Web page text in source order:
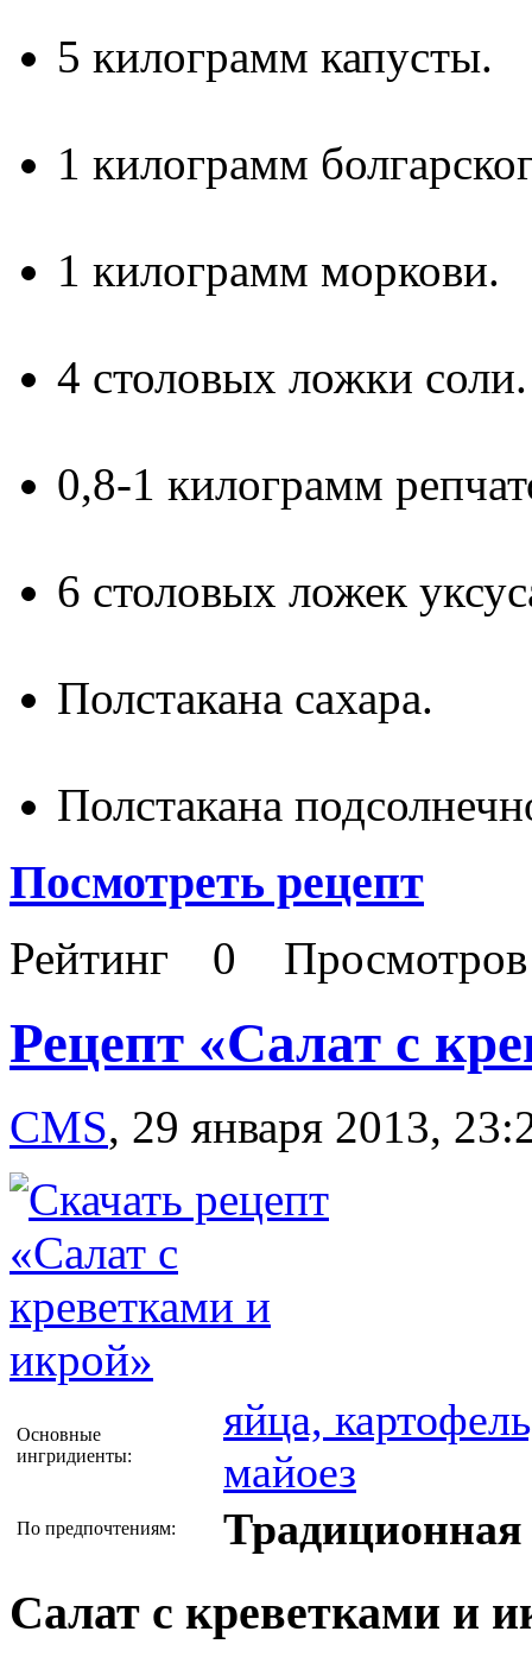
5 килограмм капусты.
1 килограмм
1 килограмм моркови.
4 столовых ложки соли.
0,8-1 килограмм
6 столовых ложек
Полстакана сахара.
Полстакана
Посмотреть рецепт
Рейтинг 0
Рецепт «Салат с
CMS, 29 января 2013,
Основные
ингридиенты:
яйца,
майоез
По предпочтениям: Традиционная
Салат с креветками и